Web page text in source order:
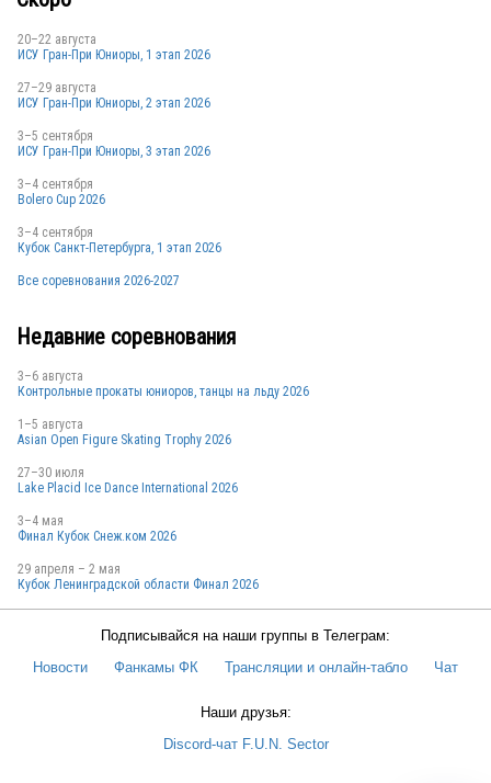
20–22 августа
ИСУ Гран-При Юниоры, 1 этап 2026
27–29 августа
ИСУ Гран-При Юниоры, 2 этап 2026
3–5 сентября
ИСУ Гран-При Юниоры, 3 этап 2026
3–4 сентября
Bolero Cup 2026
3–4 сентября
Кубок Санкт-Петербурга, 1 этап 2026
Все соревнования 2026-2027
Недавние соревнования
3–6 августа
Контрольные прокаты юниоров, танцы на льду 2026
1–5 августа
Asian Open Figure Skating Trophy 2026
27–30 июля
Lake Placid Ice Dance International 2026
3–4 мая
Финал Кубок Снеж.ком 2026
29 апреля – 2 мая
Кубок Ленинградской области Финал 2026
Подписывайся на наши группы в Телеграм:
Новости
Фанкамы ФК Трансляции и онлайн-табло Чат
Наши друзья:
Discord-чат F.U.N. Sector